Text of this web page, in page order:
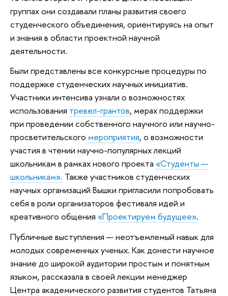
группах они создавали планы развития своего
студенческого объединения, ориентируясь на опыт
и знания в области проектной научной
деятельности.
Были представлены все конкурсные процедуры по
поддержке студенческих научных инициатив.
Участники интенсива узнали о возможностях
использования тревел-грантов, мерах поддержки
при проведении собственного научного или научно-
просветительского мероприятия, о возможности
участия в чтении научно-популярных лекций
школьникам в рамках нового проекта «Студенты —
школьникам». Также участников студенческих
научных организаций Вышки пригласили попробовать
себя в роли организаторов фестиваля идей и
креативного общения «Проектируем будущее».
Публичные выступления — неотъемлемый навык для
молодых современных ученых. Как донести научное
знание до широкой аудитории простым и понятным
языком, рассказала в своей лекции менеджер
Центра академического развития студентов Татьяна